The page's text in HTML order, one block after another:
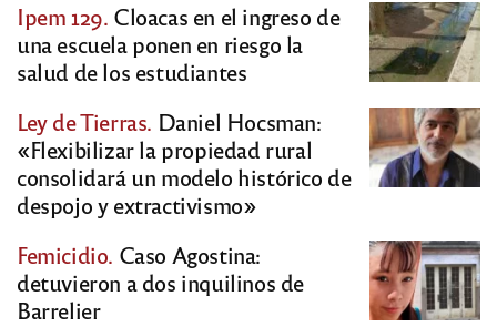
Ipem 129. Cloacas en el ingreso de
una escuela ponen en riesgo la
salud de los estudiantes
Ley de Tierras. Daniel Hocsman:
«Flexibilizar la propiedad rural
consolidará un modelo histórico de
despojo y extractivismo»
Femicidio. Caso Agostina:
detuvieron a dos inquilinos de
Barrelier